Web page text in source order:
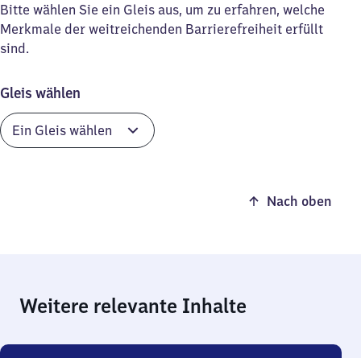
Bitte wählen Sie ein Gleis aus, um zu erfahren, welche
Merkmale der weitreichenden Barrierefreiheit erfüllt
sind.
Gleis wählen
Nach oben
Weitere relevante Inhalte